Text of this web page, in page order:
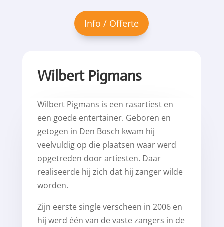
Wilbert Pigmans
Wilbert Pigmans is een rasartiest en
een goede entertainer. Geboren en
getogen in Den Bosch kwam hij
veelvuldig op die plaatsen waar werd
opgetreden door artiesten. Daar
realiseerde hij zich dat hij zanger wilde
worden.
Zijn eerste single verscheen in 2006 en
hij werd één van de vaste zangers in de